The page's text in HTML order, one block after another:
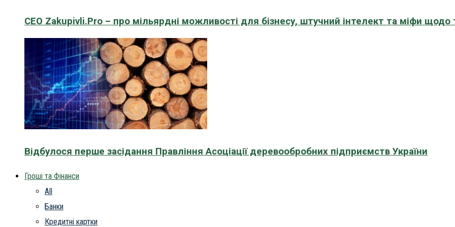
CEO Zakupivli.Pro – про мільярдні можливості для бізнесу, штучний інтелект та міфи щодо
Відбулося перше засідання Правління Асоціації деревообробних підприємств України
Гроші та Фінанси
All
Банки
Кредитні картки